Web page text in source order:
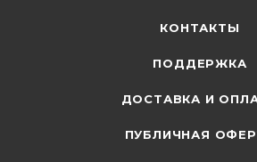
КОНТАКТЫ
ПОДДЕРЖКА
ДОСТАВКА И
ПУБЛИЧНАЯ